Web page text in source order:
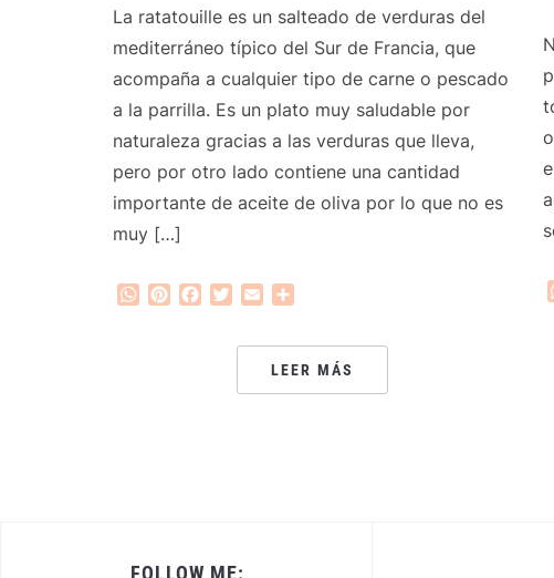
La ratatouille es un salteado de verduras del
mediterráneo típico del Sur de Francia, que
acompaña a cualquier tipo de carne o pescado
a la parrilla. Es un plato muy saludable por
naturaleza gracias a las verduras que lleva,
pero por otro lado contiene una cantidad
importante de aceite de oliva por lo que no es
muy […]
WhatsApp
PinterestFacebook
Twitter
Email
LEER MÁS
FOLLOW ME: